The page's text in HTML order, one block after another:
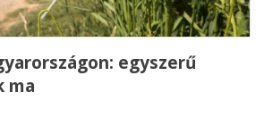
egyszerű
ma